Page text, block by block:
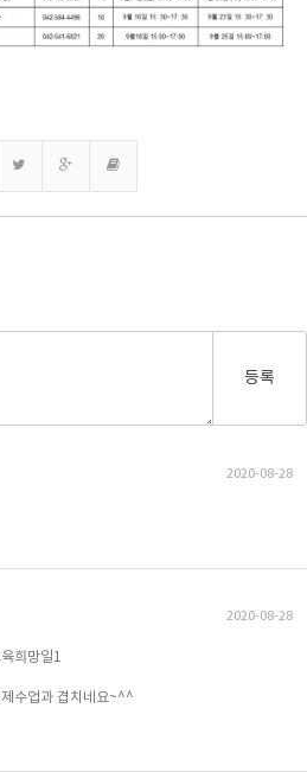
등록
2020-08-28
2020-08-28
희망일1
수업과 겹치네요~^^